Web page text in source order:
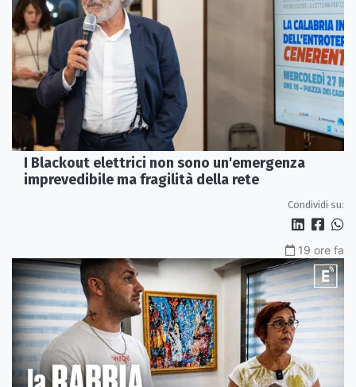
I Blackout elettrici non sono un'emergenza
imprevedibile ma fragilità della rete
Condividi su:
19 ore fa